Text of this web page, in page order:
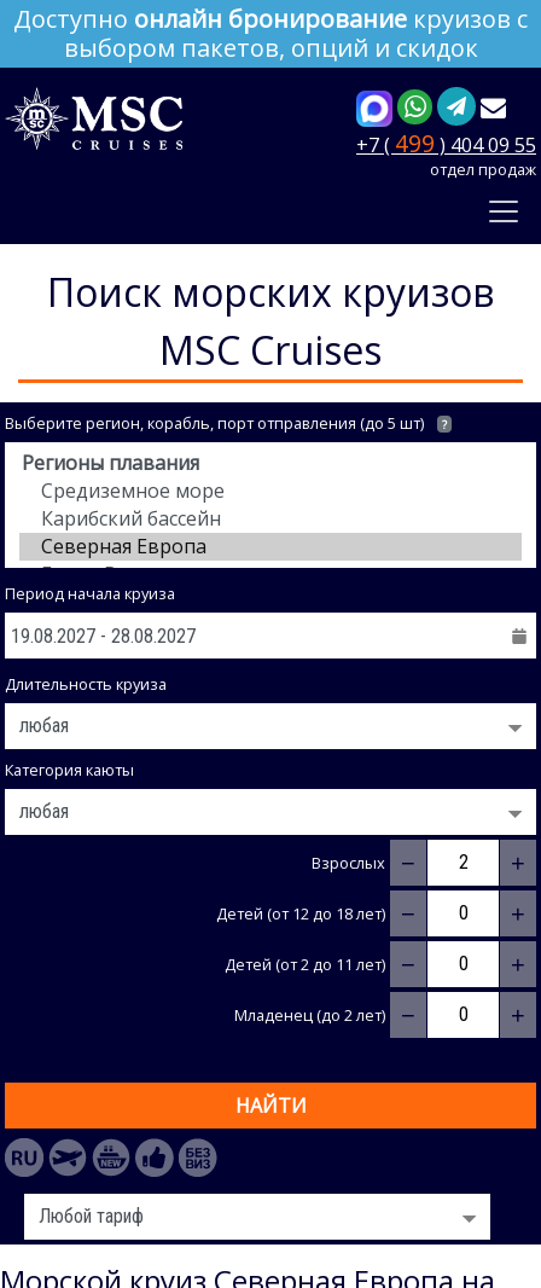
Доступно онлайн бронирование круизов с
выбором пакетов, опций и скидок
+7 ( 499 ) 404 09 55
отдел продаж
Поиск морских круизов
MSC Cruises
Выберите регион, корабль, порт отправления (до 5 шт) ?
Период начала круиза
Длительность круиза
Категория каюты
Взрослых − +
Детей (от 12 до 18 лет) − +
Детей (от 2 до 11 лет) − +
Младенец (до 2 лет) − +
НАЙТИ